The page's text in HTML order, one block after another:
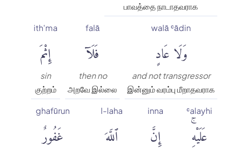
பாவத்தை நாடாதவராக
walā ʿādin
وَلَا عَادٍ
and not transgressor
இன்னும் வரம்பு மீறாதவராக
falā
فَلَآ
then no
அறவே இல்லை
ith'ma
إِثْمَ
sin
குற்றம்
ʿalayhi
عَلَيْهِۚ
inna
إِنَّ
l-laha
ٱللَّهَ
ghafūrun
غَفُورٌ